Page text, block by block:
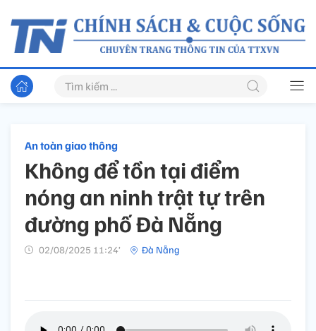
An toàn giao thông
Không để tồn tại điểm
nóng an ninh trật tự trên
đường phố Đà Nẵng
02/08/2025 11:24’ Đà Nẵng